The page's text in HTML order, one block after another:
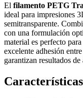
El filamento PETG
ideal para impresiones
semitransparente.
con una formulación
material es perfecto
excelente adhesión
garantizan resultados